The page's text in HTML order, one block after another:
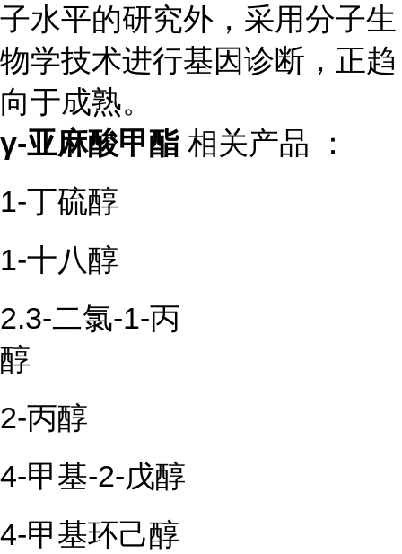
子水平的研究外，采用分子生
物学技术进行基因诊断，正趋
向于成熟。
γ-亚麻酸甲酯 相关产品 ：
1-丁硫醇
1-十八醇
2.3-二氯-1-丙
醇
2-丙醇
4-甲基-2-戊醇
4-甲基环己醇